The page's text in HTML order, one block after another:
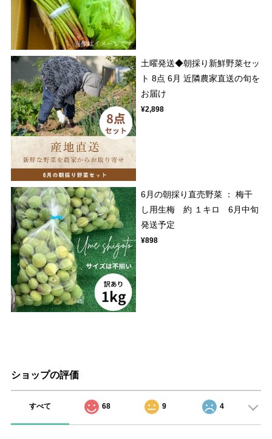
土曜発送◆朝採り新鮮野菜セッ
ト 8点 6月 近隣農家直送の旬を
お届け
¥2,898
6月の朝採り直売野菜 ： 梅干
し用生梅 約 １キロ 6月中旬
発送予定
¥898
ショップの評価
すべて 68 9 4